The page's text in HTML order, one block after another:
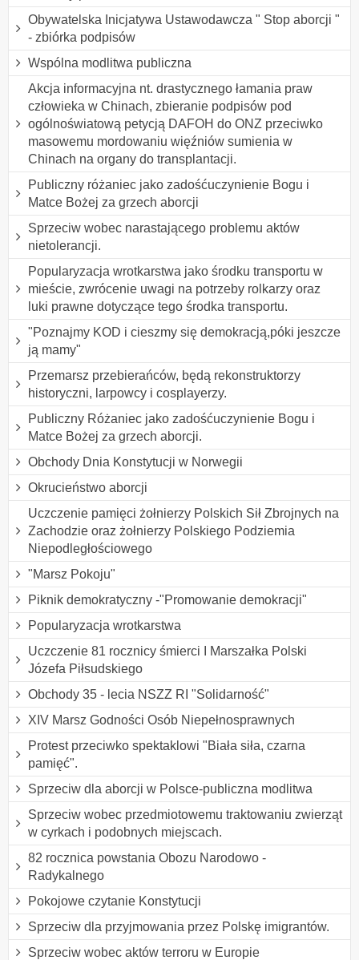
Obywatelska Inicjatywa Ustawodawcza " Stop aborcji "
- zbiórka podpisów
Wspólna modlitwa publiczna
Akcja informacyjna nt. drastycznego łamania praw
człowieka w Chinach, zbieranie podpisów pod
ogólnoświatową petycją DAFOH do ONZ przeciwko
masowemu mordowaniu więźniów sumienia w
Chinach na organy do transplantacji.
Publiczny różaniec jako zadośćuczynienie Bogu i
Matce Bożej za grzech aborcji
Sprzeciw wobec narastającego problemu aktów
nietolerancji.
Popularyzacja wrotkarstwa jako środku transportu w
mieście, zwrócenie uwagi na potrzeby rolkarzy oraz
luki prawne dotyczące tego środka transportu.
"Poznajmy KOD i cieszmy się demokracją,póki jeszcze
ją mamy"
Przemarsz przebierańców, będą rekonstruktorzy
historyczni, larpowcy i cosplayerzy.
Publiczny Różaniec jako zadośćuczynienie Bogu i
Matce Bożej za grzech aborcji.
Obchody Dnia Konstytucji w Norwegii
Okrucieństwo aborcji
Uczczenie pamięci żołnierzy Polskich Sił Zbrojnych na
Zachodzie oraz żołnierzy Polskiego Podziemia
Niepodległościowego
"Marsz Pokoju"
Piknik demokratyczny -"Promowanie demokracji"
Popularyzacja wrotkarstwa
Uczczenie 81 rocznicy śmierci I Marszałka Polski
Józefa Piłsudskiego
Obchody 35 - lecia NSZZ RI "Solidarność"
XIV Marsz Godności Osób Niepełnosprawnych
Protest przeciwko spektaklowi "Biała siła, czarna
pamięć".
Sprzeciw dla aborcji w Polsce-publiczna modlitwa
Sprzeciw wobec przedmiotowemu traktowaniu zwierząt
w cyrkach i podobnych miejscach.
82 rocznica powstania Obozu Narodowo -
Radykalnego
Pokojowe czytanie Konstytucji
Sprzeciw dla przyjmowania przez Polskę imigrantów.
Sprzeciw wobec aktów terroru w Europie